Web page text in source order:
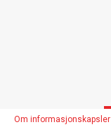
Om informasjonskapsler